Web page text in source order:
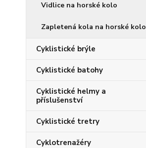
Vidlice na horské kolo
Zapletená kola na horské kolo
Cyklistické brýle
Cyklistické batohy
Cyklistické helmy a
příslušenství
Cyklistické tretry
Cyklotrenažéry